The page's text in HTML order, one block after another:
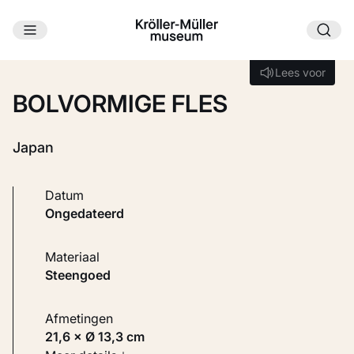
Ga naar hoofdinhoud
Lees voor
Lees voor
BOLVORMIGE FLES
Japan
Datum
ongedateerd
Materiaal
Steengoed
Afmetingen
21,6 × Ø 13,3 cm